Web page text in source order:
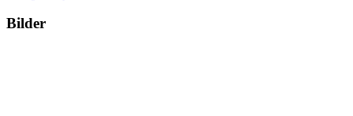
Bilder